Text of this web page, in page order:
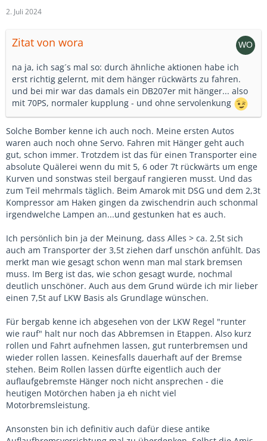
2. Juli 2024
Zitat von wora
na ja, ich sag´s mal so: durch ähnliche aktionen habe ich
erst richtig gelernt, mit dem hänger rückwärts zu fahren.
und bei mir war das damals ein DB207er mit hänger... also
mit 70PS, normaler kupplung - und ohne servolenkung
Solche Bomber kenne ich auch noch. Meine ersten Autos
waren auch noch ohne Servo. Fahren mit Hänger geht auch
gut, schon immer. Trotzdem ist das für einen Transporter eine
absolute Quälerei wenn du mit 5, 6 oder 7t rückwärts um enge
Kurven und sonstwas steil bergauf rangieren musst. Und das
zum Teil mehrmals täglich. Beim Amarok mit DSG und dem 2,3t
Kompressor am Haken gingen da zwischendrin auch schonmal
irgendwelche Lampen an...und gestunken hat es auch.
Ich persönlich bin ja der Meinung, dass Alles > ca. 2,5t sich
auch am Transporter der 3,5t ziehen darf unschön anfühlt. Das
merkt man wie gesagt schon wenn man mal stark bremsen
muss. Im Berg ist das, wie schon gesagt wurde, nochmal
deutlich unschöner. Auch aus dem Grund würde ich mir lieber
einen 7,5t auf LKW Basis als Grundlage wünschen.
Für bergab kenne ich abgesehen von der LKW Regel "runter
wie rauf" halt nur noch das Abbremsen in Etappen. Also kurz
rollen und Fahrt aufnehmen lassen, gut runterbremsen und
wieder rollen lassen. Keinesfalls dauerhaft auf der Bremse
stehen. Beim Rollen lassen dürfte eigentlich auch der
auflaufgebremste Hänger noch nicht ansprechen - die
heutigen Motörchen haben ja eh nicht viel
Motorbremsleistung.
Ansonsten bin ich definitiv auch dafür diese antike